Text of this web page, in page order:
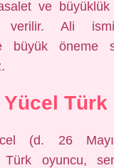
ve büyüklük
verilir. Ali
büyük öneme
Yücel Türk
(d. 26
Türk oyuncu,